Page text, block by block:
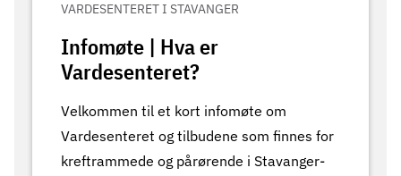
VARDESENTERET I STAVANGER
Infomøte | Hva er
Vardesenteret?
Velkommen til et kort infomøte om
Vardesenteret og tilbudene som finnes for
kreftrammede og pårørende i Stavanger-